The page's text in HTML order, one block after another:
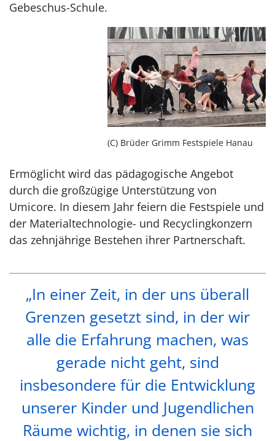
Gebeschus-Schule.
(C) Brüder Grimm Festspiele Hanau
Ermöglicht wird das pädagogische Angebot
durch die großzügige Unterstützung von
Umicore. In diesem Jahr feiern die Festspiele und
der Materialtechnologie- und Recyclingkonzern
das zehnjährige Bestehen ihrer Partnerschaft.
„In einer Zeit, in der uns überall
Grenzen gesetzt sind, in der wir
alle die Erfahrung machen, was
gerade nicht geht, sind
insbesondere für die Entwicklung
unserer Kinder und Jugendlichen
Räume wichtig, in denen sie sich